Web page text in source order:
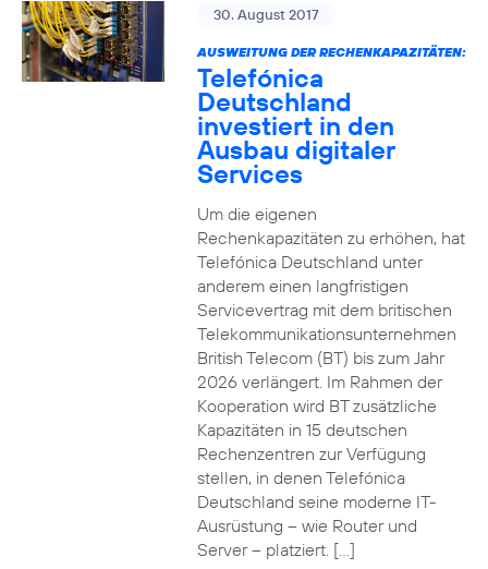
30. August 2017
AUSWEITUNG DER RECHENKAPAZITÄTEN:
Telefónica
Deutschland
investiert in den
Ausbau digitaler
Services
Um die eigenen
Rechenkapazitäten zu erhöhen, hat
Telefónica Deutschland unter
anderem einen langfristigen
Servicevertrag mit dem britischen
Telekommunikationsunternehmen
British Telecom (BT) bis zum Jahr
2026 verlängert. Im Rahmen der
Kooperation wird BT zusätzliche
Kapazitäten in 15 deutschen
Rechenzentren zur Verfügung
stellen, in denen Telefónica
Deutschland seine moderne IT-
Ausrüstung – wie Router und
Server – platziert. […]